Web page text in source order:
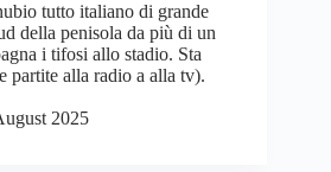
tutto italiano di grande
della penisola da più di un
i tifosi allo stadio. Sta
partite alla radio a alla tv).
2025